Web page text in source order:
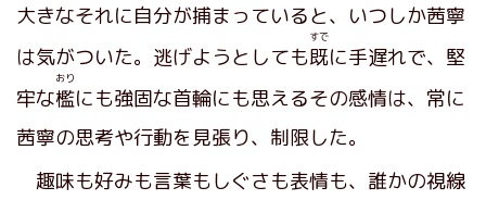
大きなそれに自分が捕まっていると、いつしか茜寧
は気がついた。逃げようとしても既
すで
に手遅れで、堅
牢な檻
おり
にも強固な首輪にも思えるその感情は、常に
茜寧の思考や行動を見張り、制限した。
趣味も好みも言葉もしぐさも表情も、誰かの視線